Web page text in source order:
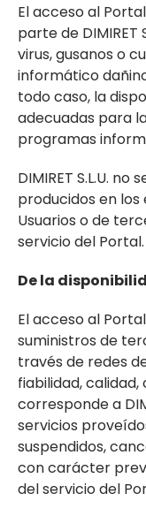
El acceso al
parte de DIMIRET
virus, gusanos o
informático
todo caso, la
adecuadas para
programas
DIMIRET S.L.U.
producidos en
Usuarios o de
servicio del Portal.
De la
El acceso al
suministros de
través de redes
fiabilidad,
corresponde a
servicios
suspendidos,
con carácter
del servicio del